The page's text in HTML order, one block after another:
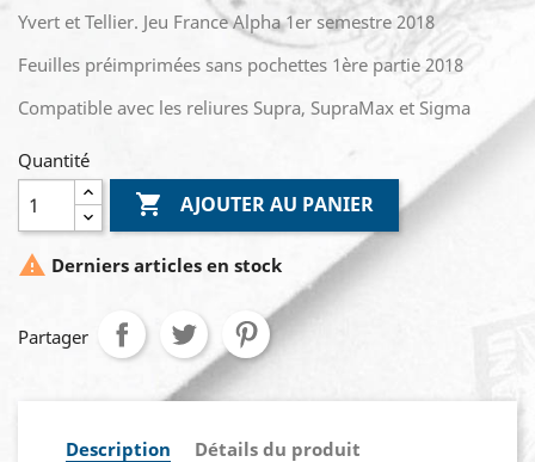
Yvert et Tellier. Jeu France Alpha 1er semestre 2018
Feuilles préimprimées sans pochettes 1ère partie 2018
Compatible avec les reliures Supra, SupraMax et Sigma
Quantité
 AJOUTER AU PANIER
 Derniers articles en stock
Partager
Description Détails du produit